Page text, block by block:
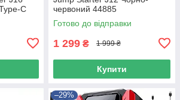
C
червоний 44885
Готово до відправки
1 299 ₴ 1 999 ₴
Купити
–29%